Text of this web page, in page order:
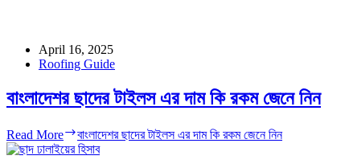
April 16, 2025
Roofing Guide
বাংলাদেশর ছাদের টাইলস এর দাম কি রকম জেনে নিন
Read More বাংলাদেশর ছাদের টাইলস এর দাম কি রকম জেনে নিন